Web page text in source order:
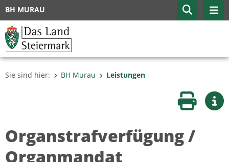
BH MURAU
Sie sind hier: BH Murau Leistungen
Seite
Organstrafverfügung /
Organmandat